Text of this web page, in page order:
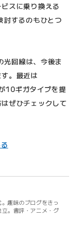
スに乗り換える
討するのもひとつ
回線は、今後ま
。最近は
10ギガタイプを提
ぜひチェックして
趣味のブログをきっ
。書評・アニメ・グ